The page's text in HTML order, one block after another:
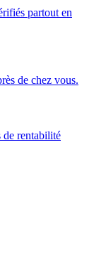
partout en
de chez vous.
de rentabilité